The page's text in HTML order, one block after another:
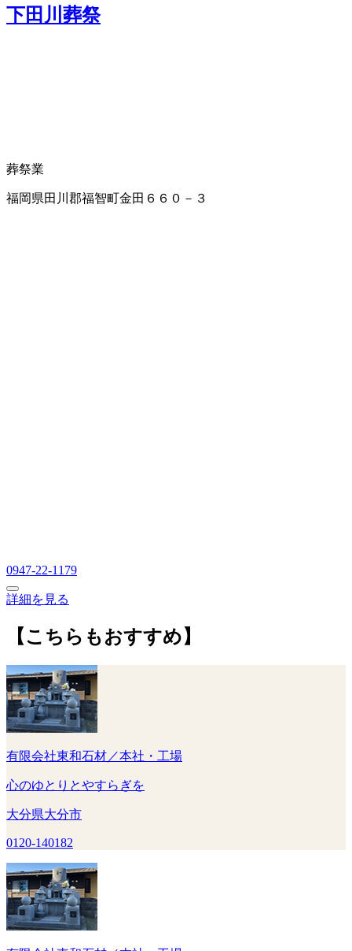
下田川葬祭
葬祭業
福岡県田川郡福智町金田６６０－３
0947-22-1179
詳細を見る
【こちらもおすすめ】
有限会社東和石材／本社・工場
心のゆとりとやすらぎを
大分県大分市
0120-140182